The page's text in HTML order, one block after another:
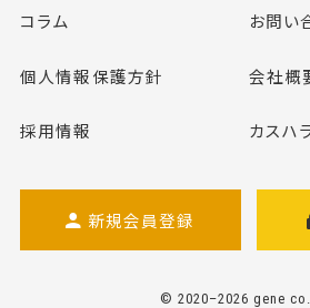
コラム お問い
個人情報保護方針 会社概
採用情報 カスハ
新規会員登録
© 2020–2026 gene